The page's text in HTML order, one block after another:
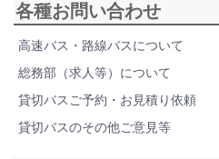
各種お問い合わせ
高速バス・路線バスについて
総務部（求人等）について
貸切バスご予約・お見積り依頼
貸切バスのその他ご意見等